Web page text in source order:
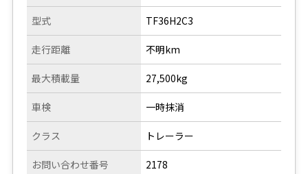
型式
走行距離
TF36H2C3
不明km
最大積載量
車検
クラス
お問い合わせ番号
27,500kg
一時抹消
トレーラー
2178